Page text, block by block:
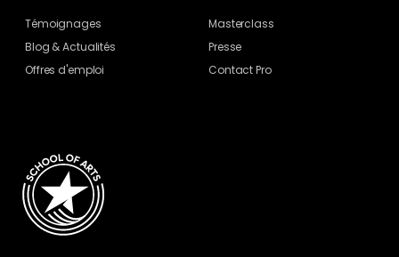
Témoignages
Masterclass
Blog & Actualités
Presse
Offres d'emploi
Contact Pro